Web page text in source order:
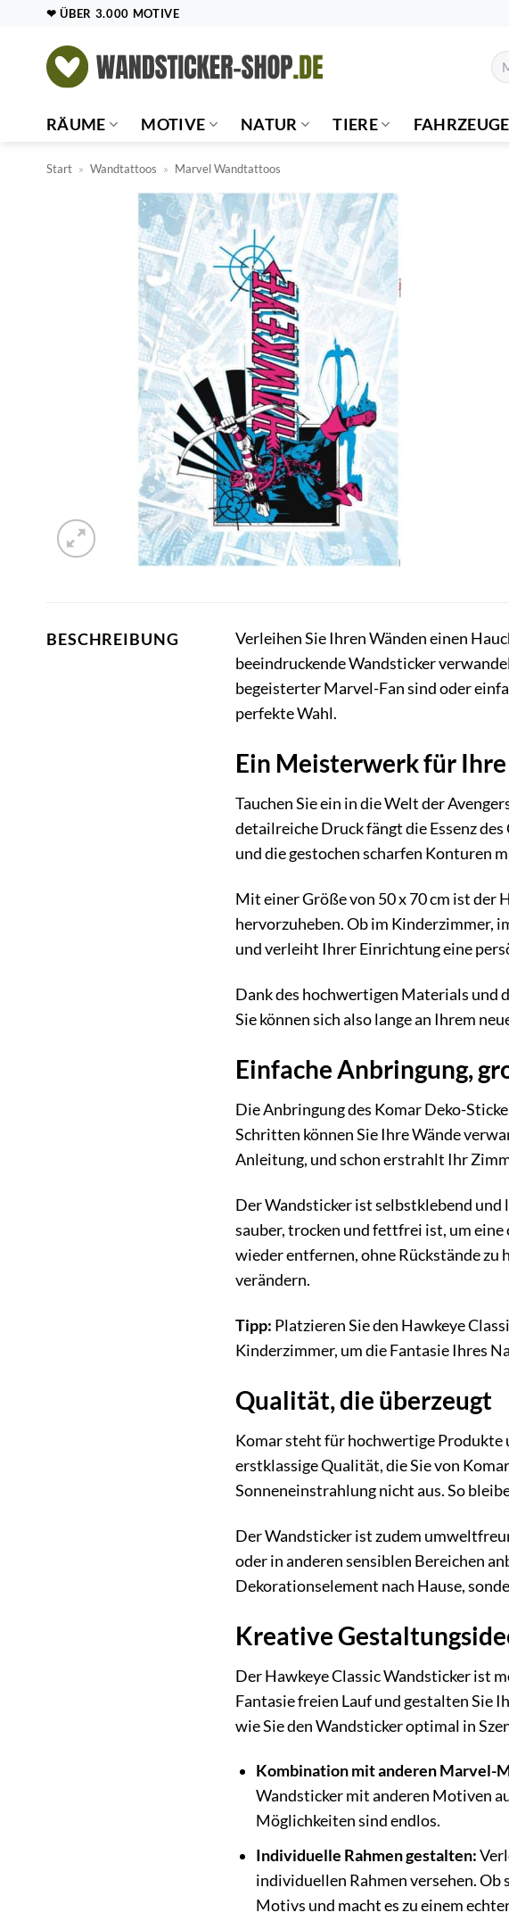
springen
❤ ÜBER 3.000 MOTIVE
RÄUME MOTIVE NATUR TIERE FAHRZEUGE
Start » Wandtattoos » Marvel Wandtattoos
BESCHREIBUNG Verleihen Sie Ihren Wänden einen
beeindruckende Wandsticker
begeisterter Marvel-Fan sind oder
perfekte Wahl.
Ein Meisterwerk für
Tauchen Sie ein in die Welt der
detailreiche Druck fängt die Essenz
und die gestochen scharfen Konturen
Mit einer Größe von 50 x 70 cm ist der
hervorzuheben. Ob im Kinderzimmer,
und verleiht Ihrer Einrichtung eine
Dank des hochwertigen Materials und
Sie können sich also lange an Ihrem
Einfache Anbringung,
Die Anbringung des Komar Deko-
Schritten können Sie Ihre Wände
Anleitung, und schon erstrahlt Ihr
Der Wandsticker ist selbstklebend und
sauber, trocken und fettfrei ist, um
wieder entfernen, ohne Rückstände
verändern.
Tipp: Platzieren Sie den Hawkeye
Kinderzimmer, um die Fantasie Ihres
Qualität, die überzeugt
Komar steht für hochwertige Produkte
erstklassige Qualität, die Sie von
Sonneneinstrahlung nicht aus. So
Der Wandsticker ist zudem
oder in anderen sensiblen Bereichen
Dekorationselement nach Hause,
Kreative
Der Hawkeye Classic Wandsticker ist
Fantasie freien Lauf und gestalten Sie
wie Sie den Wandsticker optimal in
Kombination mit anderen Marvel-
Wandsticker mit anderen Motiven
Möglichkeiten sind endlos.
Individuelle Rahmen gestalten:
individuellen Rahmen versehen.
Motivs und macht es zu einem